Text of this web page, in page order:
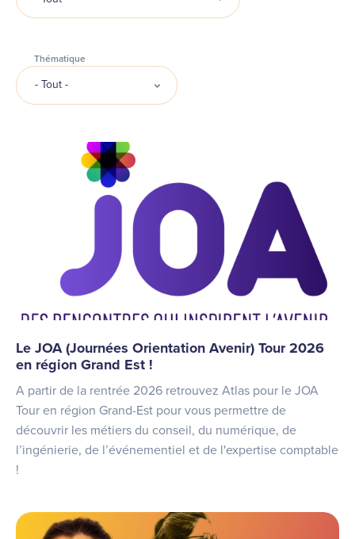
Thématique
Le JOA (Journées Orientation Avenir) Tour 2026
en région Grand Est !
A partir de la rentrée 2026 retrouvez Atlas pour le JOA
Tour en région Grand-Est pour vous permettre de
découvrir les métiers du conseil, du numérique, de
l’ingénierie, de l’événementiel et de l'expertise comptable
!